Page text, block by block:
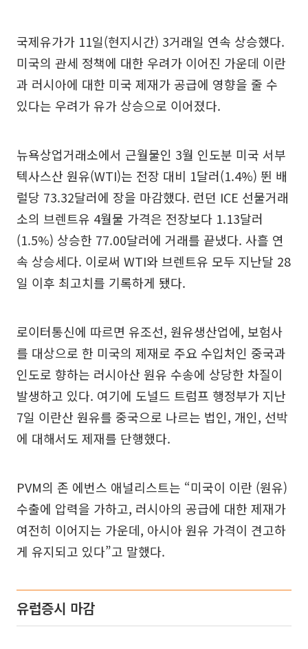
국제유가가 11일(현지시간) 3거래일 연속 상승했다.
미국의 관세 정책에 대한 우려가 이어진 가운데 이란
과 러시아에 대한 미국 제재가 공급에 영향을 줄 수
있다는 우려가 유가 상승으로 이어졌다.
뉴욕상업거래소에서 근월물인 3월 인도분 미국 서부
텍사스산 원유(WTI)는 전장 대비 1달러(1.4%) 뛴 배
럴당 73.32달러에 장을 마감했다. 런던 ICE 선물거래
소의 브렌트유 4월물 가격은 전장보다 1.13달러
(1.5%) 상승한 77.00달러에 거래를 끝냈다. 사흘 연
속 상승세다. 이로써 WTI와 브렌트유 모두 지난달 28
일 이후 최고치를 기록하게 됐다.
로이터통신에 따르면 유조선, 원유생산업에, 보험사
를 대상으로 한 미국의 제재로 주요 수입처인 중국과
인도로 향하는 러시아산 원유 수송에 상당한 차질이
발생하고 있다. 여기에 도널드 트럼프 행정부가 지난
7일 이란산 원유를 중국으로 나르는 법인, 개인, 선박
에 대해서도 제재를 단행했다.
PVM의 존 에번스 애널리스트는 “미국이 이란 (원유)
수출에 압력을 가하고, 러시아의 공급에 대한 제재가
여전히 이어지는 가운데, 아시아 원유 가격이 견고하
게 유지되고 있다”고 말했다.
유럽증시 마감